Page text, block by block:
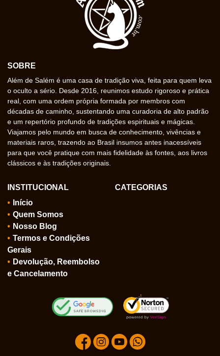
SOBRE
Além de Salém é uma casa de tradição viva, feita para quem leva
o oculto a sério. Desde 2016, reunimos estudo rigoroso e prática
real, com uma ordem própria formada por membros com
décadas de caminho, sustentando uma curadoria de alto padrão
e um repertório profundo de tradições espirituais e mágicas.
Viajamos pelo mundo em busca de conhecimento, vivências e
materiais raros, trazendo ao Brasil insumos antes inacessíveis
para que você pratique com mais fidelidade às fontes, aos livros
clássicos e às tradições originais.
INSTITUCIONAL
Início
Quem Somos
Nosso Blog
Termos e Condições
Gerais
Devolução, Reembolso
e Cancelamento
CATEGORIAS